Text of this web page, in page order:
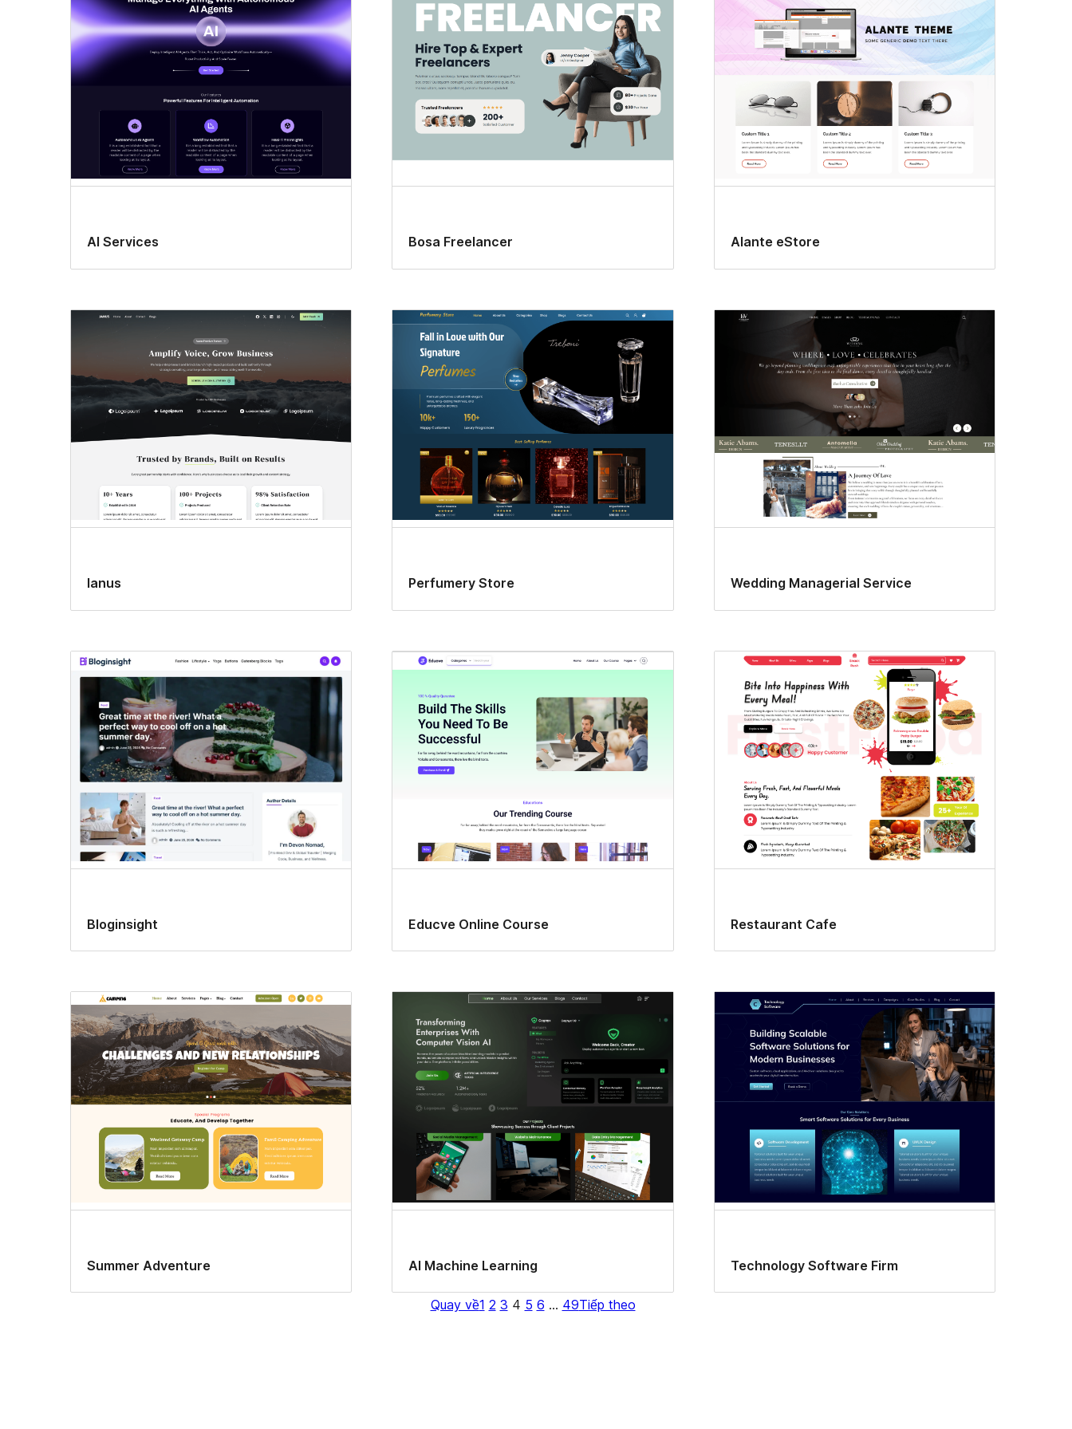
AI Services Bosa Freelancer Alante eStore
Ianus Perfumery Store Wedding Managerial Service
Bloginsight Educve Online Course Restaurant Cafe
Summer Adventure AI Machine Learning Technology Software Firm
Quay về1 2 3 4 5 6 … 49Tiếp theo